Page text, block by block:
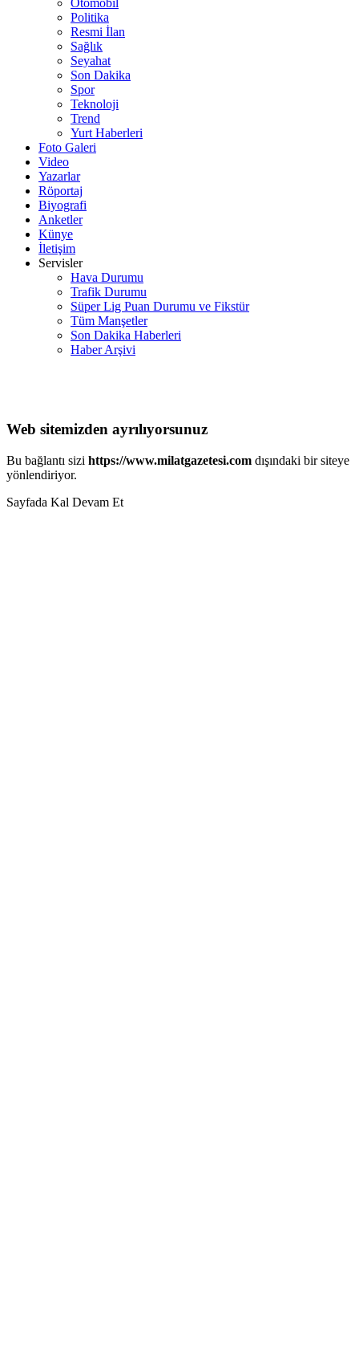
Otomobil
Politika
Resmi İlan
Sağlık
Seyahat
Son Dakika
Spor
Teknoloji
Trend
Yurt Haberleri
Foto Galeri
Video
Yazarlar
Röportaj
Biyografi
Anketler
Künye
İletişim
Servisler
Hava Durumu
Trafik Durumu
Süper Lig Puan Durumu ve Fikstür
Tüm Manşetler
Son Dakika Haberleri
Haber Arşivi
Web sitemizden ayrılıyorsunuz
Bu bağlantı sizi https://www.milatgazetesi.com dışındaki bir siteye
yönlendiriyor.
Sayfada Kal Devam Et